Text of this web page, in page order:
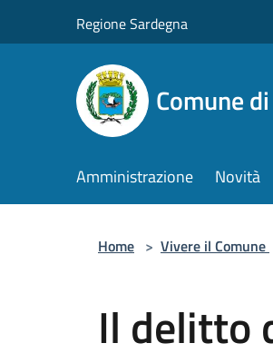
Regione Sardegna
Comune
Amministrazione Novità
Home > Vivere il Comune
Il delitto